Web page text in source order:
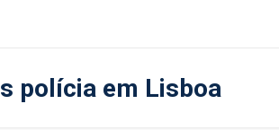
polícia em Lisboa